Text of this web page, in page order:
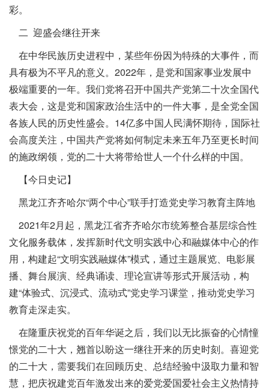
彩。
二 迎盛会继往开来
在中华民族历史进程中，某些年份因为特殊的大事件，而
具有极为不平凡的意义。2022年，是党和国家事业发展中
极端重要的一年。我们党将召开中国共产党第二十次全国代
表大会，这是党和国家政治生活中的一件大事，是全党全国
各族人民的历史性盛会。14亿多中国人民满怀期待，国际社
会高度关注，中国共产党将如何制定未来五年乃至更长时间
的施政纲领，党的二十大将带给世人一个什么样的中国。
【今日史记】
黑龙江齐齐哈尔“两个中心”联手打造党史学习教育主阵地
2021年2月起，黑龙江省齐齐哈尔市统筹整合基层综合性
文化服务载体，发挥新时代文明实践中心和融媒体中心的作
用，构建起“文明实践融媒体”模式，通过主题展览、电影展
播、舞台展演、经典诵读、理论宣讲等形式开展活动，构
建“体验式、沉浸式、流动式”党史学习课堂，推动党史学习
教育走深走实。
在隆重庆祝党的百年华诞之后，我们以无比振奋的心情憧
憬党的二十大，翘首以盼这一继往开来的历史时刻。喜迎党
的二十大，需要我们在回顾历史、总结经验中汲取力量和智
慧，把庆祝建党百年激发出来的爱党爱国爱社会主义热情持